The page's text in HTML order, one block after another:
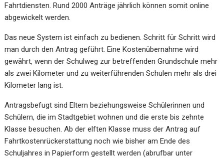
Fahrtdiensten. Rund 2000 Anträge jährlich können somit online
abgewickelt werden.
Das neue System ist einfach zu bedienen. Schritt für Schritt wird
man durch den Antrag geführt. Eine Kostenübernahme wird
gewährt, wenn der Schulweg zur betreffenden Grundschule mehr
als zwei Kilometer und zu weiterführenden Schulen mehr als drei
Kilometer lang ist.
Antragsbefugt sind Eltern beziehungsweise Schülerinnen und
Schülern, die im Stadtgebiet wohnen und die erste bis zehnte
Klasse besuchen. Ab der elften Klasse muss der Antrag auf
Fahrtkostenrückerstattung noch wie bisher am Ende des
Schuljahres in Papierform gestellt werden (abrufbar unter